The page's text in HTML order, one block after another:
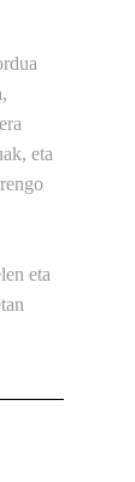
eta
eta